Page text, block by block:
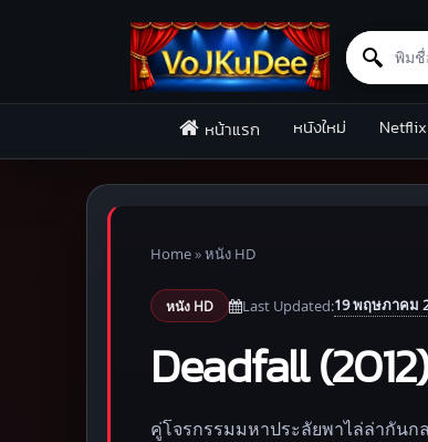
Search for:
หน้าแรก หนังใหม่ Netflix
Home»หนัง HD
หนัง HD Last Updated:19 พฤษภาคม
Deadfall
คู่โจรกรรมมหาประลัยพาไล่ล่ากันก